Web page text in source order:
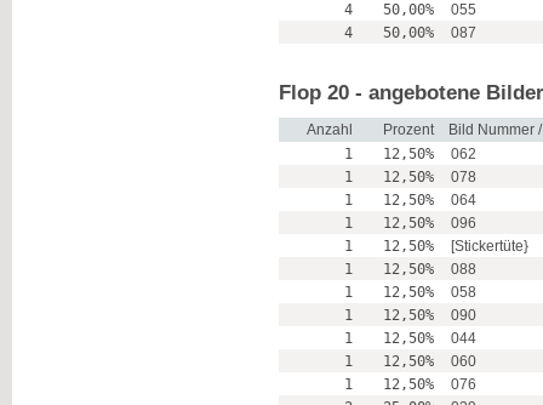
4
50,00%
055
4
50,00% 087
Flop 20 - angebotene Bilder
Anzahl Prozent
Bild Nummer
1
12,50%
062
1
12,50%
078
1
12,50%
064
1
12,50%
096
1
12,50%
[Stickertüte}
1
12,50%
088
1
12,50%
058
1
12,50%
090
1
12,50%
044
1
12,50%
060
1
12,50%
076